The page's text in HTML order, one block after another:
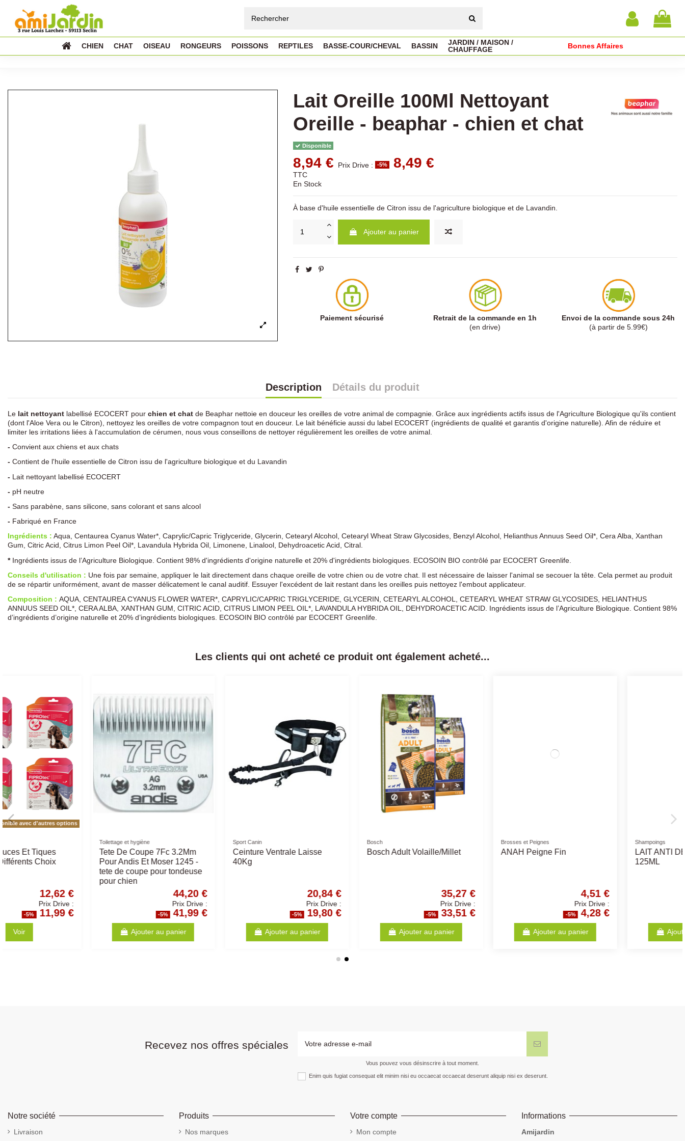
CHIEN CHAT OISEAU RONGEURS POISSONS REPTILES BASSE-COUR/CHEVAL BASSIN
JARDIN / MAISON /
CHAUFFAGE
Bonnes Affaires
Lait Oreille 100Ml Nettoyant
Oreille - beaphar - chien et chat
Disponible
8,94 € Prix Drive : -5% 8,49 €
TTC
En Stock
À base d'huile essentielle de Citron issu de l'agriculture biologique et de Lavandin.
Ajouter au panier
Paiement sécurisé
Retrait de la commande en 1h
(en drive)
Envoi de la commande sous 24h
(à partir de 5.99€)
Description Détails du produit
Le lait nettoyant labellisé ECOCERT pour chien et chat de Beaphar nettoie en douceur les oreilles de votre animal de compagnie. Grâce aux ingrédients actifs issus de l'Agriculture Biologique qu'ils contient
(dont l'Aloe Vera ou le Citron), nettoyez les oreilles de votre compagnon tout en douceur. Le lait bénéficie aussi du label ECOCERT (ingrédients de qualité et garantis d'origine naturelle). Afin de réduire et
limiter les irritations liées à l'accumulation de cérumen, nous vous conseillons de nettoyer régulièrement les oreilles de votre animal.
- Convient aux chiens et aux chats
- Contient de l'huile essentielle de Citron issu de l'agriculture biologique et du Lavandin
- Lait nettoyant labellisé ECOCERT
- pH neutre
- Sans parabène, sans silicone, sans colorant et sans alcool
- Fabriqué en France
Ingrédients : Aqua, Centaurea Cyanus Water*, Caprylic/Capric Triglyceride, Glycerin, Cetearyl Alcohol, Cetearyl Wheat Straw Glycosides, Benzyl Alcohol, Helianthus Annuus Seed Oil*, Cera Alba, Xanthan
Gum, Citric Acid, Citrus Limon Peel Oil*, Lavandula Hybrida Oil, Limonene, Linalool, Dehydroacetic Acid, Citral.
*Ingrédients issus de l’Agriculture Biologique. Contient 98% d'ingrédients d'origine naturelle et 20% d'ingrédients biologiques. ECOSOIN BIO contrôlé par ECOCERT Greenlife.
Conseils d'utilisation : Une fois par semaine, appliquer le lait directement dans chaque oreille de votre chien ou de votre chat. Il est nécessaire de laisser l'animal se secouer la tête. Cela permet au produit
de se répartir uniformément, avant de masser délicatement le canal auditif. Essuyer l'excédent de lait restant dans les oreilles puis nettoyez l'embout applicateur.
Composition : AQUA, CENTAUREA CYANUS FLOWER WATER*, CAPRYLIC/CAPRIC TRIGLYCERIDE, GLYCERIN, CETEARYL ALCOHOL, CETEARYL WHEAT STRAW GLYCOSIDES, HELIANTHUS
ANNUUS SEED OIL*, CERA ALBA, XANTHAN GUM, CITRIC ACID, CITRUS LIMON PEEL OIL*, LAVANDULA HYBRIDA OIL, DEHYDROACETIC ACID. Ingrédients issus de l’Agriculture Biologique. Contient 98%
d’ingrédients d’origine naturelle et 20% d’ingrédients biologiques. ECOSOIN BIO contrôlé par ECOCERT Greenlife.
Les clients qui ont acheté ce produit ont également acheté...
ANAH Peigne Fin
LAIT ANTI DEMANGEAISON
125ML
Ajouter au panier
Bâtonnet Fromage -
Ajouter au panier
Nez de Cochon Sautés (Lot
Ajouter au panier
Bosch Biscuit Sammy's -
Ajouter au panier
Recevez nos offres spéciales
Vous pouvez vous désinscrire à tout moment.
Enim quis fugiat consequat elit minim nisi eu occaecat occaecat deserunt aliquip nisi ex deserunt.
Notre société
Livraison
Produits
Nos marques
Votre compte
Mon compte
Informations
Amijardin